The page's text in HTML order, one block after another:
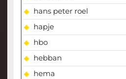
hans peter roel
hapje
hbo
hebban
hema